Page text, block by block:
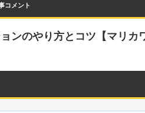
コメント
ンのやり方とコツ【マリカ